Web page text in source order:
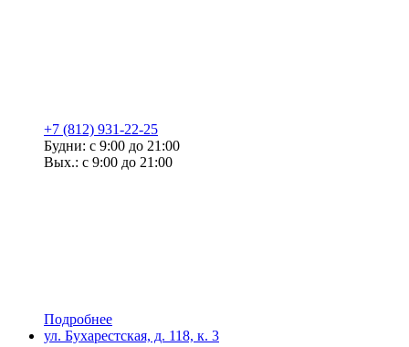
+7 (812) 931-22-25
Будни: с 9:00 до 21:00
Вых.: с 9:00 до 21:00
Подробнее
ул. Бухарестская, д. 118, к. 3